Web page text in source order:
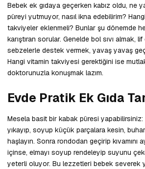
Bebek ek gıdaya geçerken kabız oldu, ne
püreyi yutmuyor, nasıl ikna edebilirim?
takviyeler eklenmeli? Bunlar şu dönemde
karıştıran sorular. Genelde bol sıvı almak,
sebzelerle destek vermek, yavaş yavaş
Hangi vitamin takviyesi gerektiğini ise
doktorunuzla konuşmak lazım.
Evde Pratik Ek Gıda
Mesela basit bir kabak püresi yapabilirsiniz:
yıkayıp, soyup küçük parçalara kesin,
haşlayın. Sonra rondodan geçirip kıvamını
içinse, elmayı soyup rendeleyip suyunu
yeterli oluyor. Bu lezzetleri bebek severek